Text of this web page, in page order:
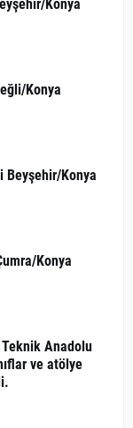
Konya
Konya
Beyşehir/Konya
Konya
Anadolu
ve atölye